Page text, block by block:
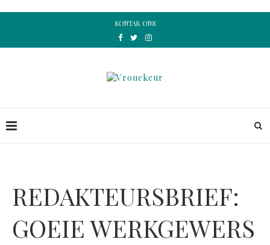
KONTAK ONS
REDAKTEURSBRIEF:
GOEIE WERKGEWERS